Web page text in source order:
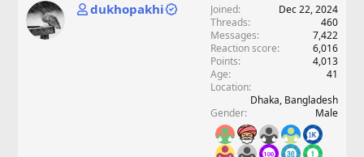
dukhopakhi Joined
Dec 22, 2024
Threads
460
Messages
7,422
Reaction score
6,016
Points
4,013
Age
41
Location
Dhaka, Bangladesh
Gender
Male